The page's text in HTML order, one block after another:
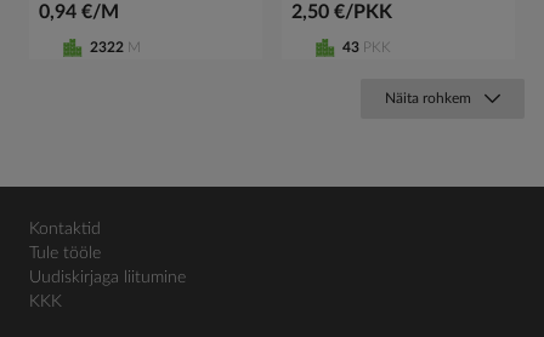
0,94 €/M
2322 M
2,50 €/PKK
43 PKK
Näita rohkem
Kontaktid
Tule tööle
Uudiskirjaga liitumine
KKK